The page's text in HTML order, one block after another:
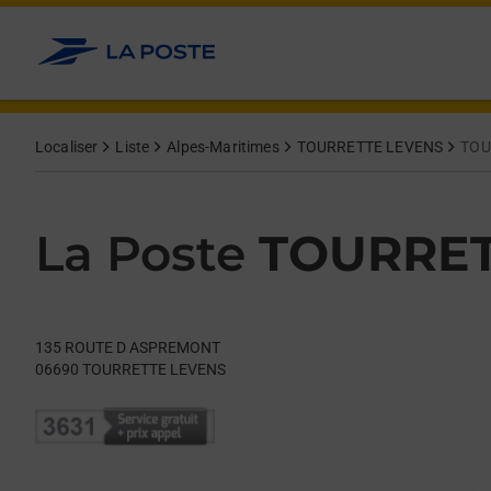
Allez au contenu
Localiser Liste Alpes-Maritimes TOURRETTE LEVENS
La Poste
135 ROUTE D ASPREMONT
06690 TOURRETTE LEVENS
Day of the WeekHours
Get directions to La Poste at 135 ROUTE D ASPREMONT
lien s'ouvre dans un nouvel onglet